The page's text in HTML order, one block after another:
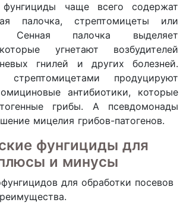
фунгициды чаще всего содержат
палочка, стрептомицеты или
Сенная палочка выделяет
угнетают возбудителей
гнилей и других болезней.
продуцируют
антибиотики, которые
грибы. А псевдомонады
мицелия грибов-патогенов.
фунгициды для
и минусы
для обработки посевов